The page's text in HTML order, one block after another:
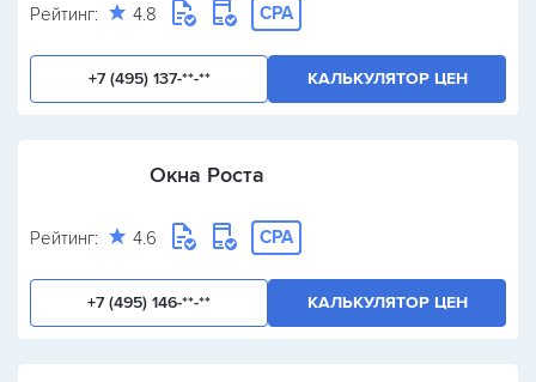
Рейтинг: 4.8 CPA
+7 (495) 137-**-** КАЛЬКУЛЯТОР ЦЕН
Окна Роста
Рейтинг: 4.6 CPA
+7 (495) 146-**-** КАЛЬКУЛЯТОР ЦЕН